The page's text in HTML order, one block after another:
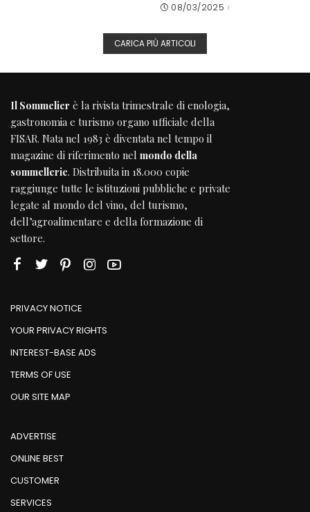
08/03/2025
CARICA PIÙ ARTICOLI
Il Sommelier è la rivista trimestrale di enologia,
gastronomia e turismo organo ufficiale della
FISAR. Nata nel 1983 è diventata nel tempo il
magazine di riferimento nel mondo della
sommellerie. Distribuita in 18.000 copie
raggiunge tutte le istituzioni pubbliche e private
legate al mondo del vino, del turismo,
dell’agroalimentare e della formazione di
settore.
PRIVACY NOTICE
YOUR PRIVACY RIGHTS
INTEREST-BASE ADS
TERMS OF USE
OUR SITE MAP
ADVERTISE
ONLINE BEST
CUSTOMER
SERVICES